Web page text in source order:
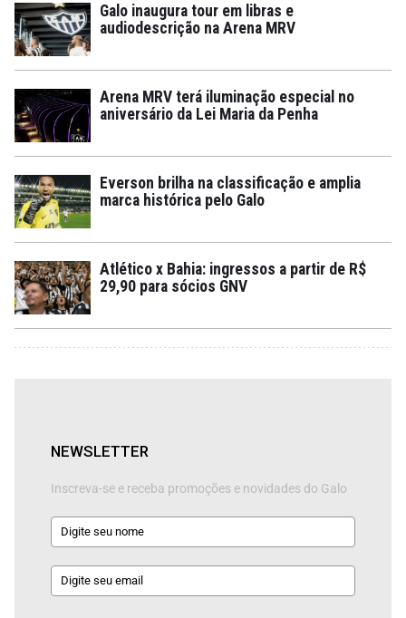
Galo inaugura tour em libras e
audiodescrição na Arena MRV
Arena MRV terá iluminação especial no
aniversário da Lei Maria da Penha
Everson brilha na classificação e amplia
marca histórica pelo Galo
Atlético x Bahia: ingressos a partir de R$
29,90 para sócios GNV
NEWSLETTER
Inscreva-se e receba promoções e novidades do Galo